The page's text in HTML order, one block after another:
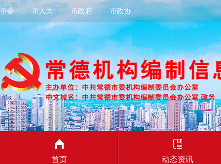
市委 市人大 市政府 市政协
首页 动态资讯